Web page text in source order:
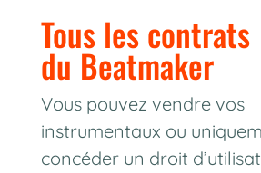
Tous les contrats
du Beatmaker
Vous pouvez vendre vos
instrumentaux ou
concéder un droit